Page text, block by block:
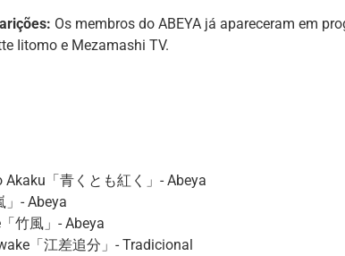
Os membros do ABEYA já apareceram em
Iitomo e Mezamashi TV.
Akaku「青くとも紅く」- Abeya
」- Abeya
竹風」- Abeya
「江差追分」- Tradicional